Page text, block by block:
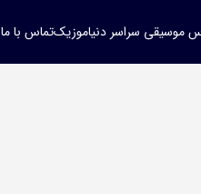
موسیقی سراسر دنیاموزیکتماس با ما